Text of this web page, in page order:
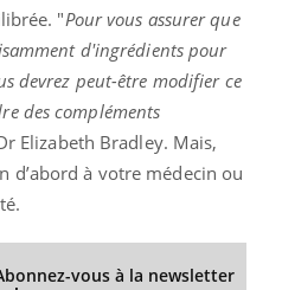
"Pour vous assurer que
d'ingrédients pour
devrez peut-être modifier ce
des compléments
Elizabeth Bradley. Mais,
d’abord à votre médecin ou
vous à la newsletter